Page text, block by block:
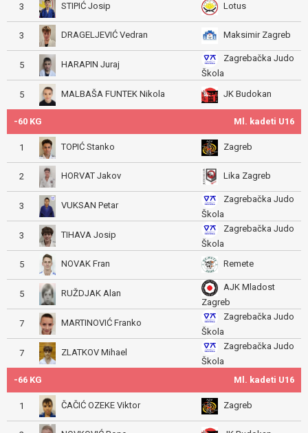
3 STIPIĆ Josip Lotus
3 DRAGELJEVIĆ Vedran Maksimir Zagreb
5 HARAPIN Juraj
Zagrebačka Judo
Škola
5 MALBAŠA FUNTEK Nikola JK Budokan
-60 KG Ml. kadeti U16
1 TOPIĆ Stanko Zagreb
2 HORVAT Jakov Lika Zagreb
3 VUKSAN Petar
Zagrebačka Judo
Škola
3 TIHAVA Josip
Zagrebačka Judo
Škola
5
NOVAK Fran Remete
5 RUŽDJAK Alan
AJK Mladost
Zagreb
7 MARTINOVIĆ Franko
Zagrebačka Judo
Škola
7 ZLATKOV Mihael
Zagrebačka Judo
Škola
-66 KG
Ml. kadeti U16
1 ČAČIĆ OZEKE Viktor Zagreb